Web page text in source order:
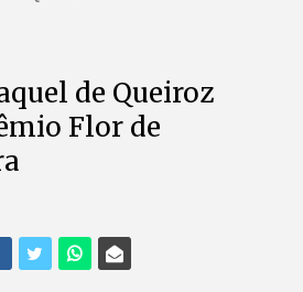
de Queiroz
Flor de